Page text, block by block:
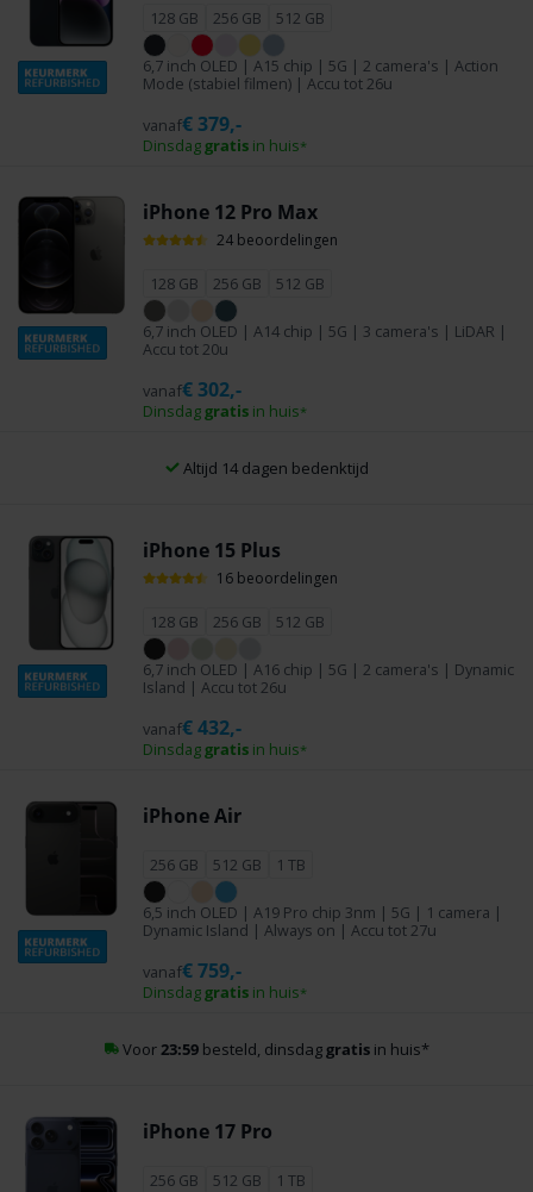
128 GB 256 GB 512 GB
6,7 inch OLED | A15 chip | 5G | 2 camera's | Action
Mode (stabiel filmen) | Accu tot 26u
Dinsdaggratis in huis*
vanaf€379,-
iPhone 12 Pro Max
24 beoordelingen
128 GB 256 GB 512 GB
6,7 inch OLED | A14 chip | 5G | 3 camera's | LiDAR |
Accu tot 20u
Dinsdaggratis in huis*
vanaf€302,-
iPhone 15 Plus
16 beoordelingen
128 GB 256 GB 512 GB
6,7 inch OLED | A16 chip | 5G | 2 camera's | Dynamic
Island | Accu tot 26u
Dinsdaggratis in huis*
vanaf€432,-
Betaal achteraf met Klarna
iPhone Air
256 GB 512 GB 1 TB
6,5 inch OLED | A19 Pro chip 3nm | 5G | 1 camera |
Dynamic Island | Always on | Accu tot 27u
Dinsdaggratis in huis*
vanaf€759,-
iPhone 17 Pro
256 GB 512 GB 1 TB
97% klanttevredenheid